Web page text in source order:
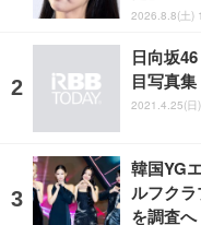
2026.8.8(土)
日向坂
目写真集
2021.4.25(日
韓国YG
ルフク
を調査へ